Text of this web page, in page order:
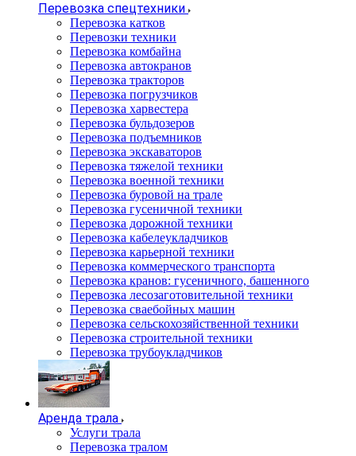
Перевозка спецтехники
Перевозка катков
Перевозки техники
Перевозка комбайна
Перевозка автокранов
Перевозка тракторов
Перевозка погрузчиков
Перевозка харвестера
Перевозка бульдозеров
Перевозка подъемников
Перевозка экскаваторов
Перевозка тяжелой техники
Перевозка военной техники
Перевозка буровой на трале
Перевозка гусеничной техники
Перевозка дорожной техники
Перевозка кабелеукладчиков
Перевозка карьерной техники
Перевозка коммерческого транспорта
Перевозка кранов: гусеничного, башенного
Перевозка лесозаготовительной техники
Перевозка сваебойных машин
Перевозка сельскохозяйственной техники
Перевозка строительной техники
Перевозка трубоукладчиков
Аренда трала
Услуги трала
Перевозка тралом